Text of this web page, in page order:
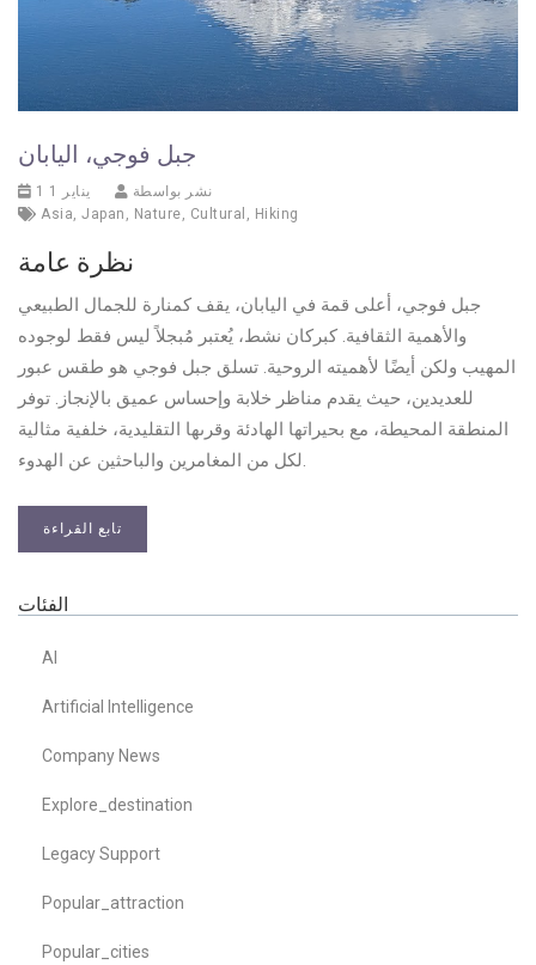
جبل فوجي، اليابان
1 يناير 1
نشر بواسطة
Asia Japan Nature Cultural Hiking
نظرة عامة
جبل فوجي، أعلى قمة في اليابان، يقف كمنارة للجمال الطبيعي
والأهمية الثقافية. كبركان نشط، يُعتبر مُبجلاً ليس فقط لوجوده
المهيب ولكن أيضًا لأهميته الروحية. تسلق جبل فوجي هو طقس عبور
للعديدين، حيث يقدم مناظر خلابة وإحساس عميق بالإنجاز. توفر
المنطقة المحيطة، مع بحيراتها الهادئة وقرىها التقليدية، خلفية مثالية
تابع القراءة
الفئات
AI
Artificial Intelligence
Company News
Explore_destination
Legacy Support
Popular_attraction
Popular_cities